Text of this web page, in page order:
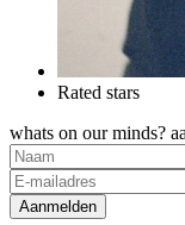
Rated stars
whats on our minds?